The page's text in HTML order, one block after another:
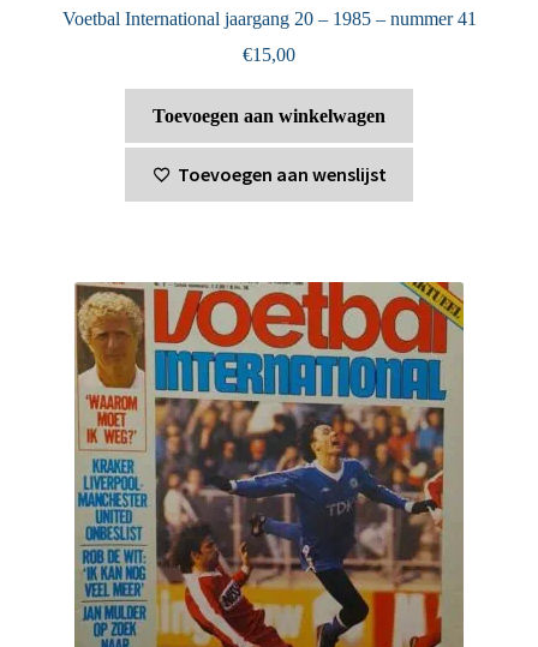
Voetbal International jaargang 20 – 1985 – nummer 41
€15,00
Toevoegen aan winkelwagen
Toevoegen aan wenslijst